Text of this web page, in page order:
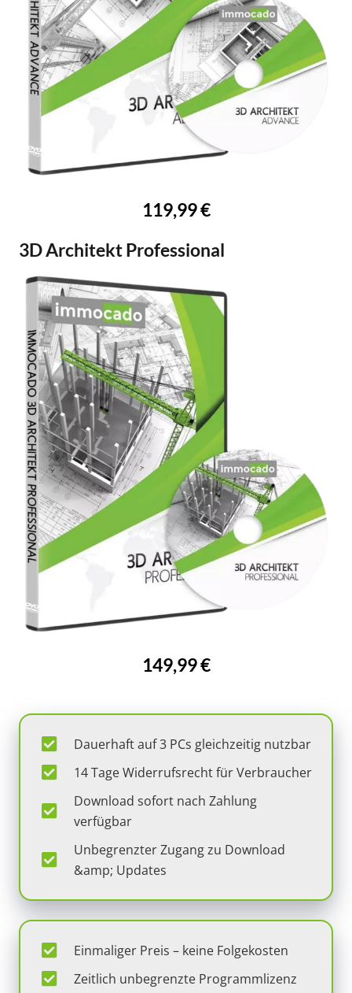
119,99 €
3D Architekt Professional
149,99 €
Dauerhaft auf 3 PCs gleichzeitig nutzbar
14 Tage Widerrufsrecht für Verbraucher
Download sofort nach Zahlung
verfügbar
Unbegrenzter Zugang zu Download
&amp; Updates
Einmaliger Preis – keine Folgekosten
Zeitlich unbegrenzte Programmlizenz